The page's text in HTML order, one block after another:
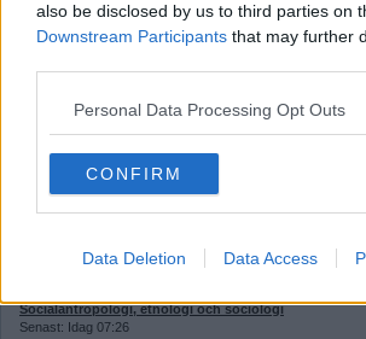
also be disclosed by us to third parties on
Downstream Participants that may further
Personal Data Processing Opt Outs
CONFIRM
Data Deletion Data Access
Paranormala fenomen, ockultism och ufologi
Senast: Igår 23:33
Psykologi
Psykisk hälsa
Senast: Idag 08:36
Sömn och drömmar
Socialantropologi, etnologi och sociologi
Senast: Idag 07:26